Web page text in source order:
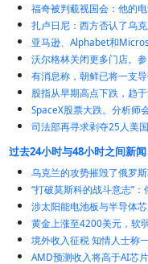
福奇被判藐视国会：他的
扎卢日尼：西方否认了乌
亚马逊、Alphabet和
沃尔格林关闭更多门店。
有消息称，朝鲜已将一支导
股指从早期高点下跌，趋
SpaceX股票大跌。分析师
司法部再寻求剥夺25人美
过去24小时与48小时之间新闻
乌克兰的攻势摧毁了俄罗
“打破莫斯科的战斗意志”
涉太阳能电池板与半导体
黄金上涨至4200美元，软
境外收入征税 知情人士称
AMD预测收入将高于AI芯